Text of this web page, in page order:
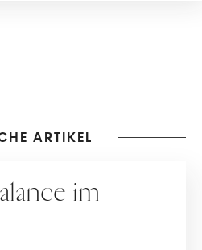
ARTIKEL
im